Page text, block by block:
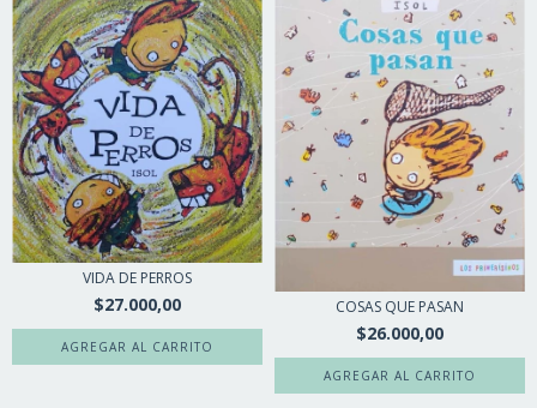
VIDA DE PERROS
$27.000,00 COSAS QUE PASAN
$26.000,00